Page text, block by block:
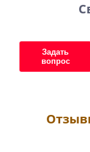
Задать
вопрос